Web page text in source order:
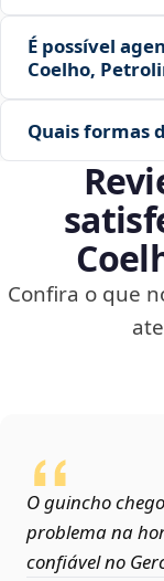
É possível
Coelho,
Quais formas
Confira o que
O guincho
problema na
confiável no